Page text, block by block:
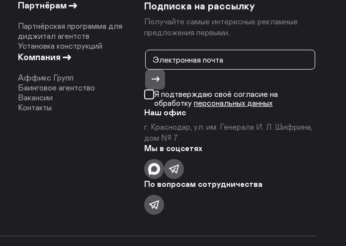
Партнёрам
Партнёрская программа для
диджитал агентств
Установка конструкций
Компания
Аффикс Групп
Баинговое агентство
Вакансии
Контакты
Подписка на рассылку
Получайте самые интересные рекламные
предложения первыми.
Я подтверждаю своё согласие на
обработку персональных данных
Наш офис
г. Краснодар, ул. им. Генерала И. Л. Шифрина,
дом № 7
Мы в соцсетях
По вопросам сотрудничества